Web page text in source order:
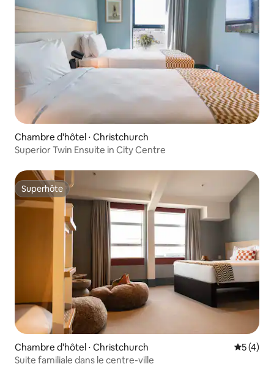
Chambre d'hôtel ⋅ Christchurch
Superior Twin Ensuite in City Centre
Superhôte
Superhôte
Chambre d'hôtel ⋅ Christchurch
5 (4)
Suite familiale dans le centre-ville